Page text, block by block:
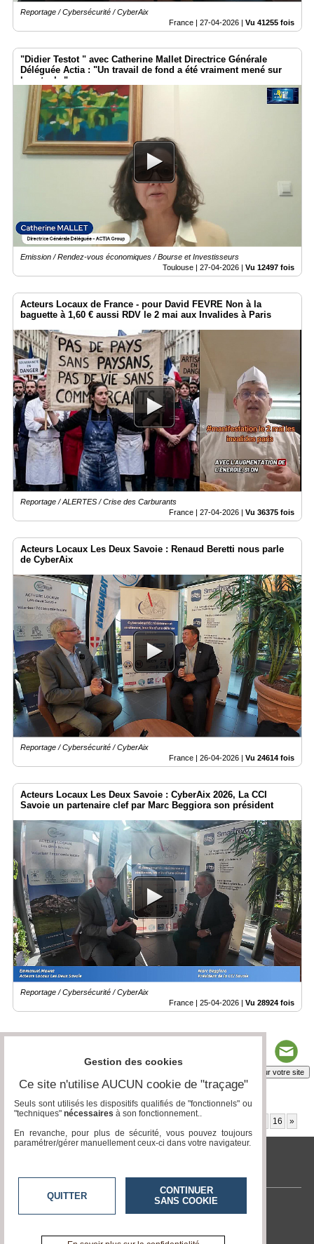
Reportage / Cybersécurité / CyberAix
France | 27-04-2026 | Vu 41255 fois
"Didier Testot " avec Catherine Mallet Directrice Générale
Déléguée Actia : "Un travail de fond a été vraiment mené sur
les stocks".
Emission / Rendez-vous économiques / Bourse et Investisseurs
Toulouse | 27-04-2026 | Vu 12497 fois
Acteurs Locaux de France - pour David FEVRE Non à la
baguette à 1,60 € aussi RDV le 2 mai aux Invalides à Paris
Reportage / ALERTES / Crise des Carburants
France | 27-04-2026 Vu 36375 fois
Acteurs Locaux Les Deux Savoie : Renaud Beretti nous parle
de CyberAix
Reportage / Cybersécurité / CyberAix
France | 26-04-2026 | Vu 24614 fois
Acteurs Locaux Les Deux Savoie : CyberAix 2026, La CCI
Savoie un partenaire clef par Marc Beggiora son président
Reportage / Cybersécurité / CyberAix
France | 25-04-2026 | Vu 28924 fois
Insérez sur votre site
Page 2 / 20 16 »
tvlocale.fr
Contactez-nous
Gestion des cookies
Ce site n'utilise AUCUN cookie de "traçage"
Seuls sont utilisés les dispositifs qualifiés de "fonctionnels" ou
"techniques" nécessaires à son fonctionnement..
En revanche, pour plus de sécurité, vous pouvez toujours
paramétrer/gérer manuellement ceux-ci dans votre navigateur.
QUITTER
CONTINUER
SANS COOKIE